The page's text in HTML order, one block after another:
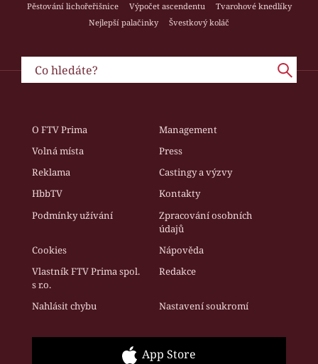
Pěstování lichořeřišnice
Výpočet ascendentu
Tvarohové knedlíky
Nejlepší palačinky
Švestkový koláč
O FTV Prima
Management
Volná místa
Press
Reklama
Castingy a výzvy
HbbTV
Kontakty
Podmínky užívání
Zpracování osobních
údajů
Cookies
Nápověda
Vlastník FTV Prima spol.
s r.o.
Redakce
Nahlásit chybu Nastavení soukromí
App Store